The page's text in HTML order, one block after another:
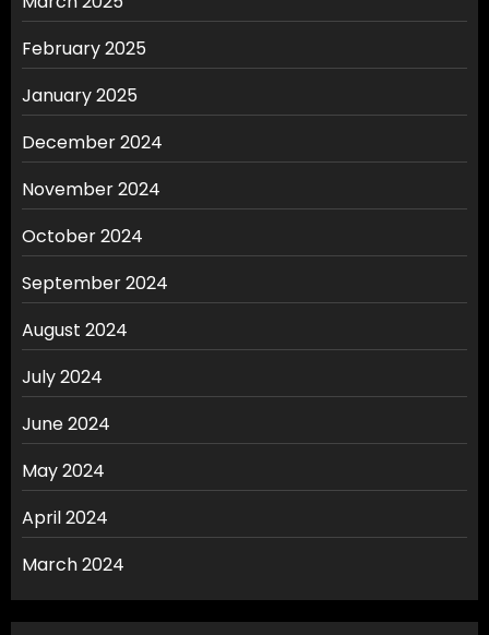
February 2025
January 2025
December 2024
November 2024
October 2024
September 2024
August 2024
July 2024
June 2024
May 2024
April 2024
March 2024